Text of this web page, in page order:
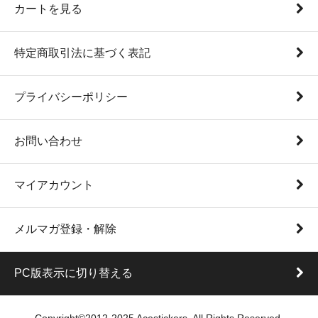
カートを見る
特定商取引法に基づく表記
プライバシーポリシー
お問い合わせ
マイアカウント
メルマガ登録・解除
PC版表示に切り替える